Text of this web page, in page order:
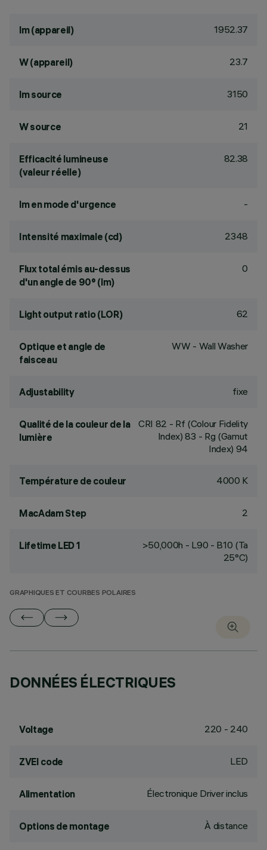
lm (appareil) 1952.37
W (appareil) 23.7
lm source 3150
W source 21
Efficacité lumineuse
(valeur réelle)
82.38
lm en mode d'urgence -
Intensité maximale (cd) 2348
Flux total émis au-dessus
d'un angle de 90° (lm)
0
Light output ratio (LOR) 62
Optique et angle de
faisceau
WW - Wall Washer
Adjustability fixe
Qualité de la couleur de la
lumière
CRI 82 - Rf (Colour Fidelity
Index) 83 - Rg (Gamut
Index) 94
Température de couleur 4000 K
MacAdam Step 2
Lifetime LED 1
>50,000h - L90 - B10 (Ta
25°C)
GRAPHIQUES ET COURBES POLAIRES
DONNÉES ÉLECTRIQUES
Voltage 220 - 240
ZVEI code LED
Alimentation Électronique Driver inclus
Options de montage À distance